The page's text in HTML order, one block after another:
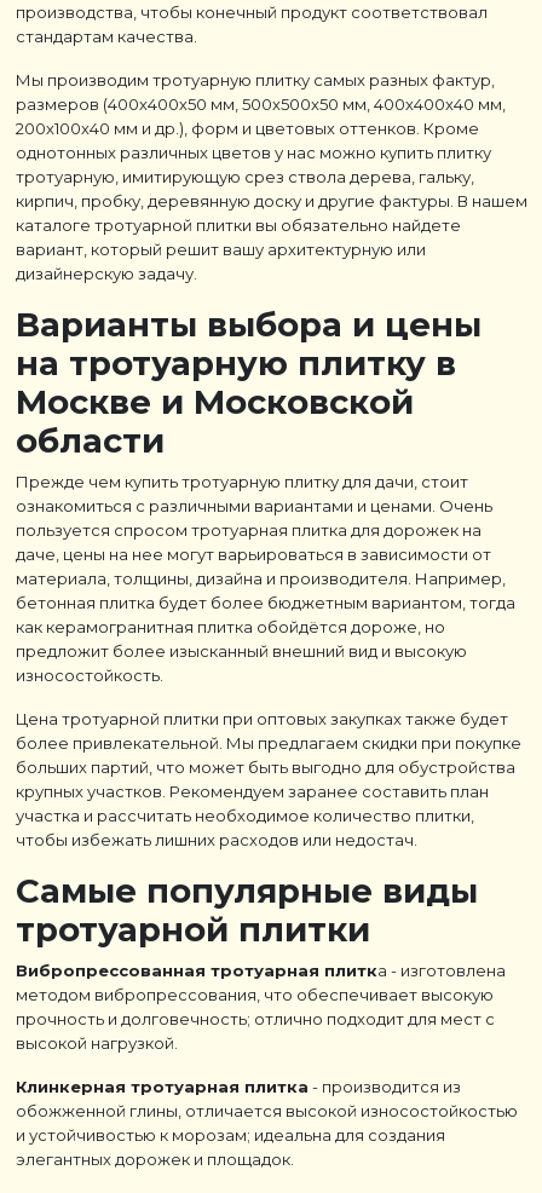
производства, чтобы конечный продукт соответствовал
стандартам качества.
Мы производим тротуарную плитку самых разных фактур,
размеров (400х400х50 мм, 500х500х50 мм, 400х400х40 мм,
200х100х40 мм и др.), форм и цветовых оттенков. Кроме
однотонных различных цветов у нас можно купить плитку
тротуарную, имитирующую срез ствола дерева, гальку,
кирпич, пробку, деревянную доску и другие фактуры. В нашем
каталоге тротуарной плитки вы обязательно найдете
вариант, который решит вашу архитектурную или
дизайнерскую задачу.
Варианты выбора и цены
на тротуарную плитку в
Москве и Московской
области
Прежде чем купить тротуарную плитку для дачи, стоит
ознакомиться с различными вариантами и ценами. Очень
пользуется спросом тротуарная плитка для дорожек на
даче, цены на нее могут варьироваться в зависимости от
материала, толщины, дизайна и производителя. Например,
бетонная плитка будет более бюджетным вариантом, тогда
как керамогранитная плитка обойдётся дороже, но
предложит более изысканный внешний вид и высокую
износостойкость.
Цена тротуарной плитки при оптовых закупках также будет
более привлекательной. Мы предлагаем скидки при покупке
больших партий, что может быть выгодно для обустройства
крупных участков. Рекомендуем заранее составить план
участка и рассчитать необходимое количество плитки,
чтобы избежать лишних расходов или недостач.
Самые популярные виды
тротуарной плитки
Вибропрессованная тротуарная плитка - изготовлена
методом вибропрессования, что обеспечивает высокую
прочность и долговечность; отлично подходит для мест с
высокой нагрузкой.
Клинкерная тротуарная плитка - производится из
обожженной глины, отличается высокой износостойкостью
и устойчивостью к морозам; идеальна для создания
элегантных дорожек и площадок.